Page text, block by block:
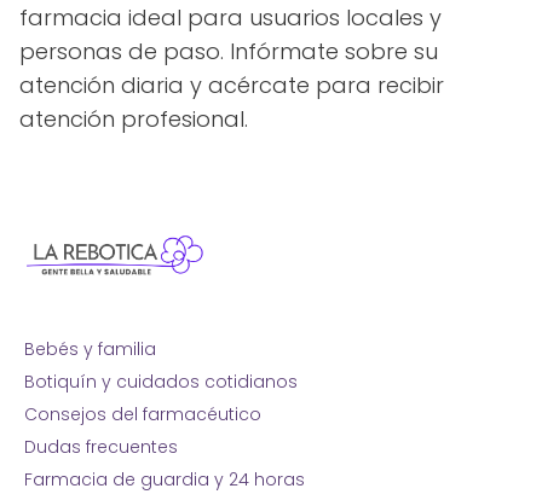
farmacia ideal para usuarios locales y
personas de paso. Infórmate sobre su
atención diaria y acércate para recibir
atención profesional.
Bebés y familia
Botiquín y cuidados cotidianos
Consejos del farmacéutico
Dudas frecuentes
Farmacia de guardia y 24 horas